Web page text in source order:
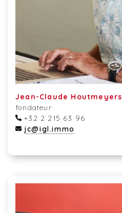
Jean-Claude Houtmeyers
fondateur
+32 2 215 63 96
jc@igl.immo